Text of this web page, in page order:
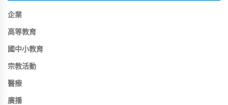
企業
高等教育
國中小教育
宗教活動
醫療
廣播